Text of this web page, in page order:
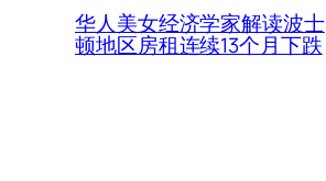
华人美女经济学家解读波士
顿地区房租连续13个月下跌